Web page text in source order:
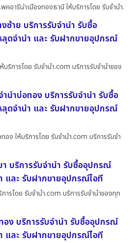
อารีน่าเมืองทองธานี ให้บริการโดย รับจํานํา.
ซ้าย บริการรับจำนำ รับซื้อ
ดจำนำ และ รับฝากขายอุปกรณ์
บริการโดย รับจํานํา.com บริการรับจำนำของ
นำบ่อทอง บริการรับจำนำ รับซื้อ
ดจำนำ และ รับฝากขายอุปกรณ์
ง ให้บริการโดย รับจํานํา.com บริการรับจำ
บริการรับจำนำ รับซื้ออุปกรณ์
และ รับฝากขายอุปกรณ์ไอที
ารโดย รับจํานํา.com บริการรับจำนำของทุก
ง บริการรับจำนำ รับซื้ออุปกรณ์
และ รับฝากขายอุปกรณ์ไอที